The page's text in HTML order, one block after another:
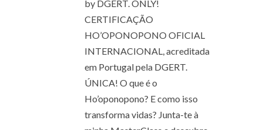
by DGERT. ONLY!
CERTIFICAÇÃO
HO’OPONOPONO OFICIAL
INTERNACIONAL, acreditada
em Portugal pela DGERT.
ÚNICA! O que é o
Ho’oponopono? E como isso
transforma vidas? Junta-te à